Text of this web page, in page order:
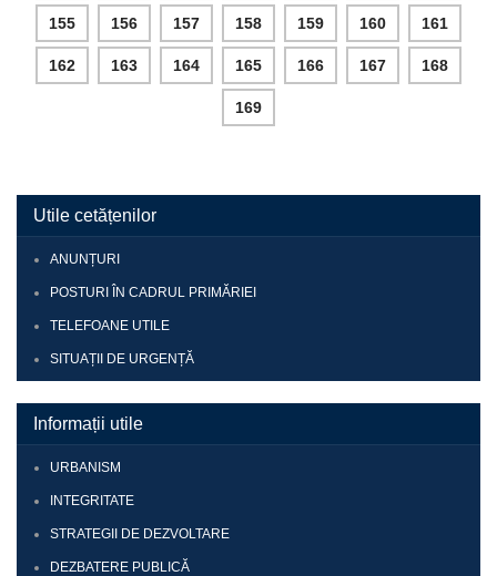
155 156 157 158 159 160 161
162 163 164 165 166 167 168
169
Utile cetățenilor
ANUNȚURI
POSTURI ÎN CADRUL PRIMĂRIEI
TELEFOANE UTILE
SITUAȚII DE URGENȚĂ
Informații utile
URBANISM
INTEGRITATE
STRATEGII DE DEZVOLTARE
DEZBATERE PUBLICĂ